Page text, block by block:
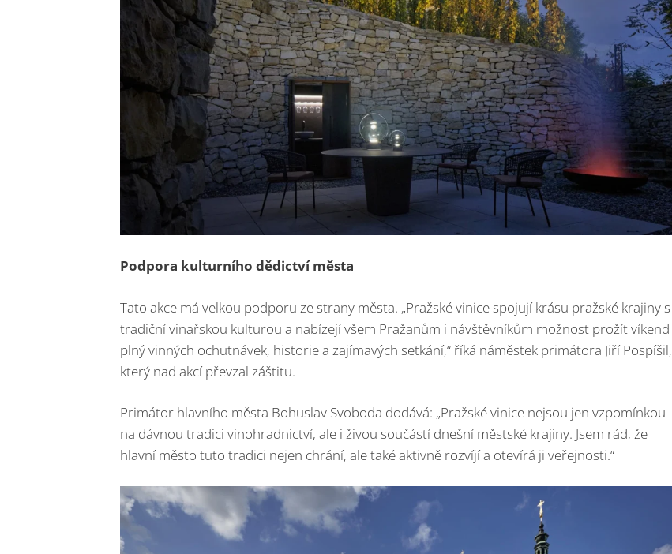
Podpora kulturního dědictví města
Tato akce má velkou podporu ze strany města. „Pražské vinice spojují krásu pražské krajiny s
tradiční vinařskou kulturou a nabízejí všem Pražanům i návštěvníkům možnost prožít víkend
plný vinných ochutnávek, historie a zajímavých setkání,“ říká náměstek primátora Jiří Pospíšil,
který nad akcí převzal záštitu.
Primátor hlavního města Bohuslav Svoboda dodává: „Pražské vinice nejsou jen vzpomínkou
na dávnou tradici vinohradnictví, ale i živou součástí dnešní městské krajiny. Jsem rád, že
hlavní město tuto tradici nejen chrání, ale také aktivně rozvíjí a otevírá ji veřejnosti.“